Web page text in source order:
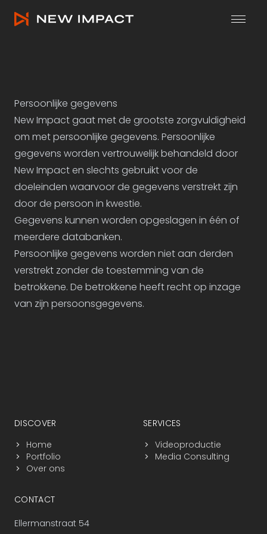
Persoonlijke gegevens
New Impact gaat met de grootste zorgvuldigheid
om met persoonlijke gegevens. Persoonlijke
gegevens worden vertrouwelijk behandeld door
New Impact en slechts gebruikt voor de
doeleinden waarvoor de gegevens verstrekt zijn
door de persoon in kwestie.
Gegevens kunnen worden opgeslagen in één of
meerdere databanken.
Persoonlijke gegevens worden niet aan derden
verstrekt zonder de toestemming van de
betrokkene. De betrokkene heeft recht op inzage
van zijn persoonsgegevens.
DISCOVER
Home
Portfolio
Over ons
SERVICES
Videoproductie
Media Consulting
CONTACT
Ellermanstraat 54